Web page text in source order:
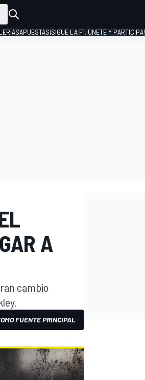
APUESTAS¡SIGUE LA F1, ÚNETE Y PARTICIPA!
A
cambio
FUENTE PRINCIPAL